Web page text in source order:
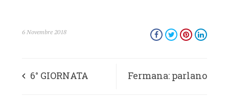
6 Novembre 2018
6° GIORNATA Fermana: parlano